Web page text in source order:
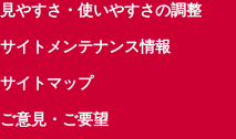
見やすさ・使いやすさの調整
サイトメンテナンス情報
サイトマップ
ご意見・ご要望